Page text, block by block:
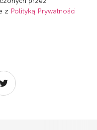
z Polityką Prywatności